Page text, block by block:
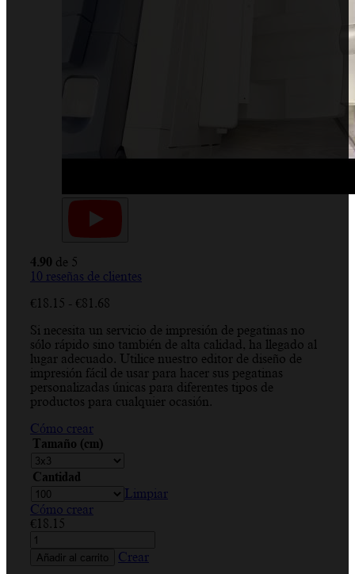
4.90 de 5
10 reseñas de clientes
€18.15 - €81.68
precios:
desde
€18.15
hasta
€81.68
Si necesita un servicio de impresión de pegatinas no
sólo rápido sino también de alta calidad, ha llegado al
lugar adecuado. Utilice nuestro editor de diseño de
impresión fácil de usar para hacer sus pegatinas
personalizadas únicas para diferentes tipos de
productos para cualquier ocasión.
Cómo crear
Tamaño (cm)
Cantidad
Limpiar
Cómo crear
€18.15
Gracias,
corazón,
borde
Añadir al carrito Crear